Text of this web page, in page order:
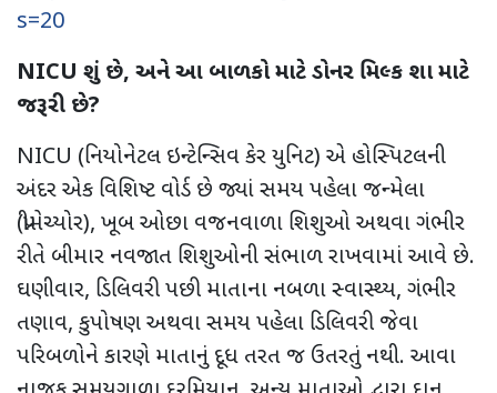
s=20
NICU શું છે, અને આ બાળકો માટે ડોનર મિલ્ક શા માટે
જરૂરી છે?
NICU (નિયોનેટલ ઇન્ટેન્સિવ કેર યુનિટ) એ હોસ્પિટલની
અંદર એક વિશિષ્ટ વોર્ડ છે જ્યાં સમય પહેલા જન્મેલા
(પ્રીમેચ્યોર), ખૂબ ઓછા વજનવાળા શિશુઓ અથવા ગંભીર
રીતે બીમાર નવજાત શિશુઓની સંભાળ રાખવામાં આવે છે.
ઘણીવાર, ડિલિવરી પછી માતાના નબળા સ્વાસ્થ્ય, ગંભીર
તણાવ, કુપોષણ અથવા સમય પહેલા ડિલિવરી જેવા
પરિબળોને કારણે માતાનું દૂધ તરત જ ઉતરતું નથી. આવા